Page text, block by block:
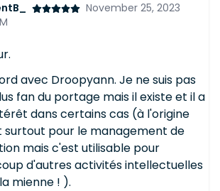
November 25, 2023
avec Droopyann. Je ne suis pas
fan du portage mais il existe et il a
dans certains cas (à l'origine
surtout pour le management de
mais c'est utilisable pour
d'autres activités intellectuelles
mienne ! ).